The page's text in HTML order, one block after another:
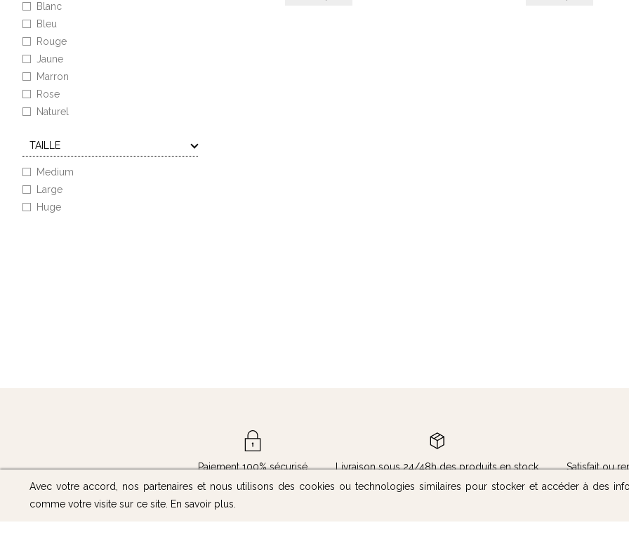
Blanc
Bleu
Rouge
Jaune
Marron
Rose
Naturel
Dino
TAILLE
Medium
Large
Huge
Paiement 100% sécurisé Livraison sous 24/48h des produits en stock Satisfait ou
Avec votre accord, nos partenaires et nous utilisons des cookies ou technologies similaires pour stocker et accéder à des
comme votre visite sur ce site. En savoir plus